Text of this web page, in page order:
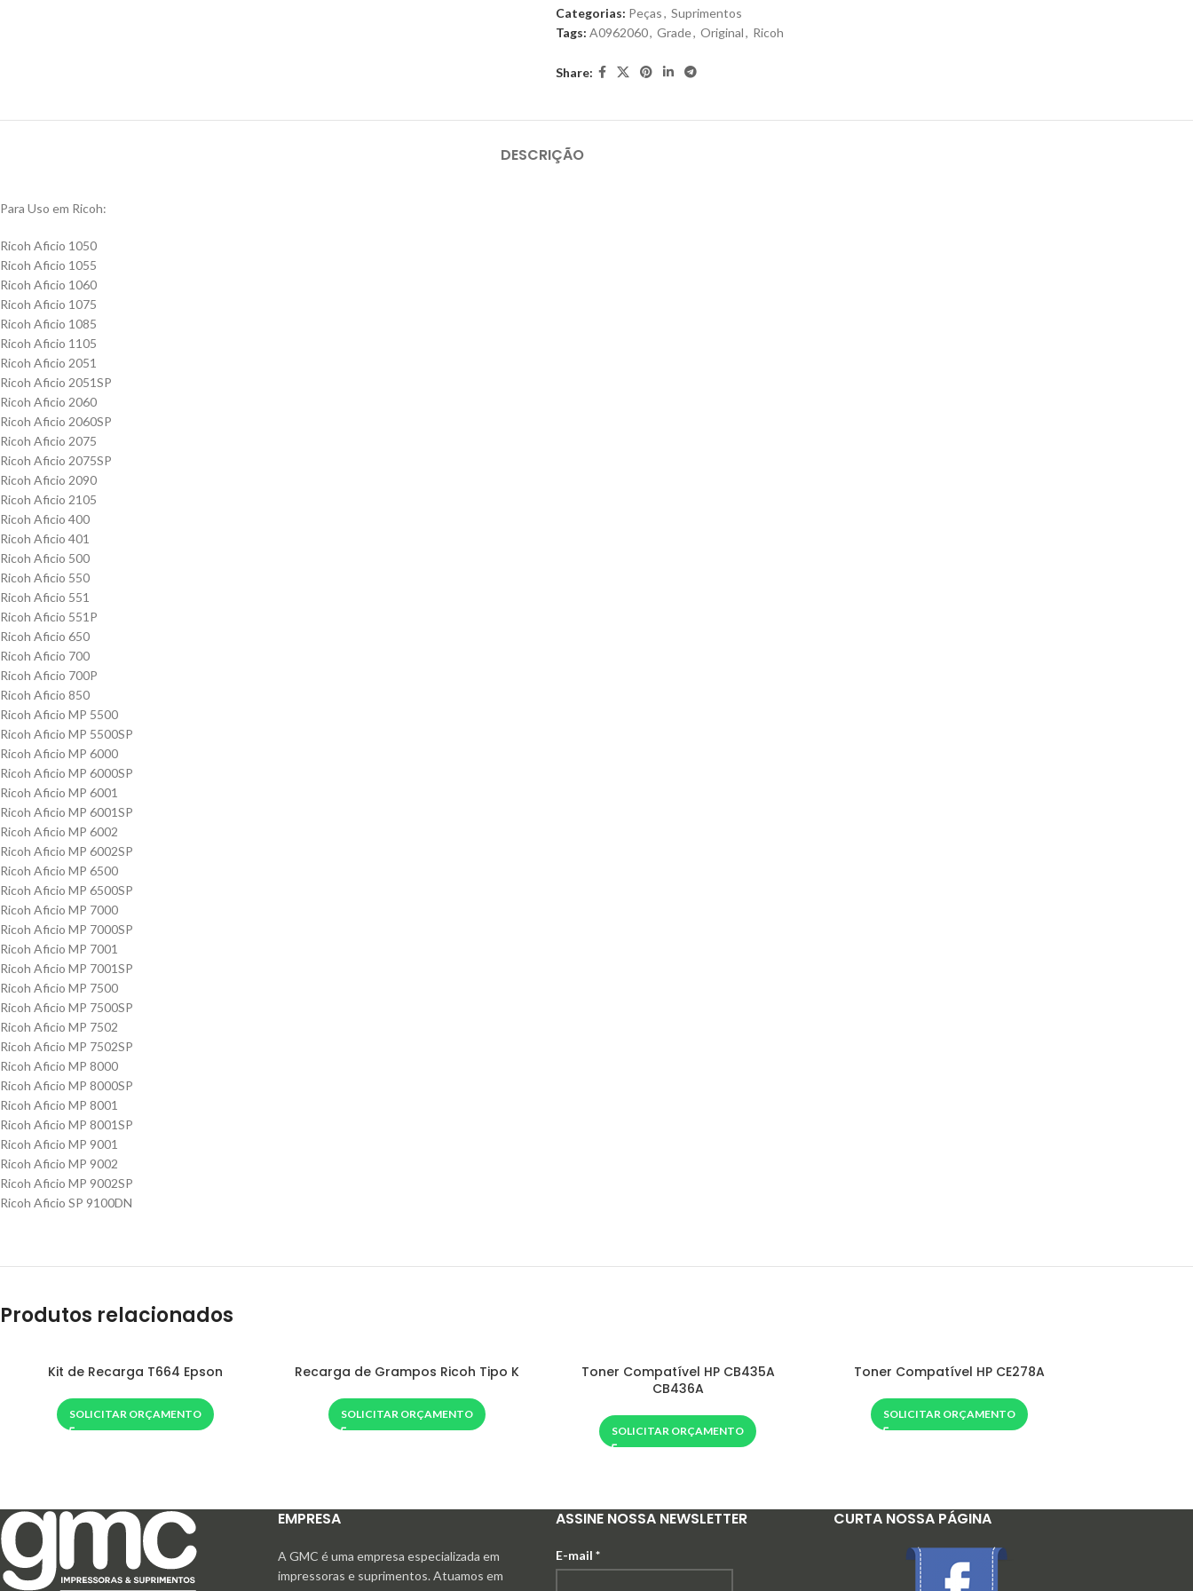
Categorias: Peças, Suprimentos
Tags: A0962060, Grade, Original, Ricoh
Share:
DESCRIÇÃO
Para Uso em Ricoh:
Ricoh Aficio 1050
Ricoh Aficio 1055
Ricoh Aficio 1060
Ricoh Aficio 1075
Ricoh Aficio 1085
Ricoh Aficio 1105
Ricoh Aficio 2051
Ricoh Aficio 2051SP
Ricoh Aficio 2060
Ricoh Aficio 2060SP
Ricoh Aficio 2075
Ricoh Aficio 2075SP
Ricoh Aficio 2090
Ricoh Aficio 2105
Ricoh Aficio 400
Ricoh Aficio 401
Ricoh Aficio 500
Ricoh Aficio 550
Ricoh Aficio 551
Ricoh Aficio 551P
Ricoh Aficio 650
Ricoh Aficio 700
Ricoh Aficio 700P
Ricoh Aficio 850
Ricoh Aficio MP 5500
Ricoh Aficio MP 5500SP
Ricoh Aficio MP 6000
Ricoh Aficio MP 6000SP
Ricoh Aficio MP 6001
Ricoh Aficio MP 6001SP
Ricoh Aficio MP 6002
Ricoh Aficio MP 6002SP
Ricoh Aficio MP 6500
Ricoh Aficio MP 6500SP
Ricoh Aficio MP 7000
Ricoh Aficio MP 7000SP
Ricoh Aficio MP 7001
Ricoh Aficio MP 7001SP
Ricoh Aficio MP 7500
Ricoh Aficio MP 7500SP
Ricoh Aficio MP 7502
Ricoh Aficio MP 7502SP
Ricoh Aficio MP 8000
Ricoh Aficio MP 8000SP
Ricoh Aficio MP 8001
Ricoh Aficio MP 8001SP
Ricoh Aficio MP 9001
Ricoh Aficio MP 9002
Ricoh Aficio MP 9002SP
Ricoh Aficio SP 9100DN
Produtos relacionados
Kit de Recarga T664 Epson
SOLICITAR ORÇAMENTO
Recarga de Grampos Ricoh Tipo K
SOLICITAR ORÇAMENTO
Toner Compatível HP CB435A
CB436A
SOLICITAR ORÇAMENTO
Toner Compatível HP CE278A
SOLICITAR ORÇAMENTO
EMPRESA
A GMC é uma empresa especializada em
impressoras e suprimentos. Atuamos em
ASSINE NOSSA NEWSLETTER
E-mail *
CURTA NOSSA PÁGINA